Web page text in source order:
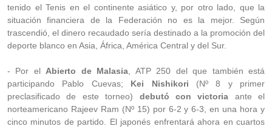
tenido el Tenis en el continente asiático y, por otro lado, que la
situación financiera de la Federación no es la mejor. Según
trascendió, el dinero recaudado sería destinado a la promoción del
deporte blanco en Asia, África, América Central y del Sur.
- Por el Abierto de Malasia , ATP 250 del que también está
participando Pablo Cuevas; Kei Nishikori (Nº 8 y primer
preclasificado de este torneo) debutó con victoria ante el
norteamericano Rajeev Ram (Nº 15) por 6-2 y 6-3, en una hora y
cinco minutos de partido. El japonés enfrentará ahora en cuartos